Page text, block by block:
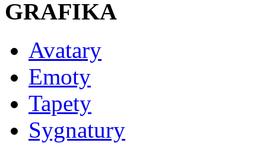
GRAFIKA
Avatary
Emoty
Tapety
Sygnatury